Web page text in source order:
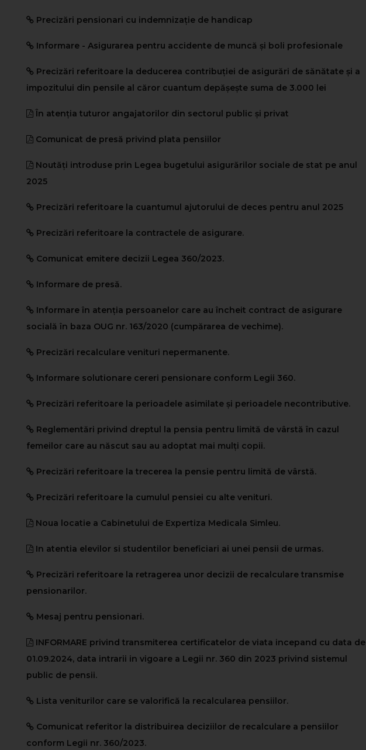
Precizări pensionari cu indemnizație de handicap
Informare - Asigurarea pentru accidente de muncă și boli profesionale
Precizări referitoare la deducerea contribuției de asigurări de sănătate și a
impozitului din pensile al căror cuantum depășește suma de 3.000 lei
În atenția tuturor angajatorilor din sectorul public și privat
Comunicat de presă privind plata pensiilor
Noutăți introduse prin Legea bugetului asigurărilor sociale de stat pe anul
2025
Precizări referitoare la cuantumul ajutorului de deces pentru anul 2025
Precizări referitoare la contractele de asigurare.
Comunicat emitere decizii Legea 360/2023.
Informare de presă.
Informare în atenția persoanelor care au încheit contract de asigurare
socială în baza OUG nr. 163/2020 (cumpărarea de vechime).
Precizări recalculare venituri nepermanente.
Informare solutionare cereri pensionare conform Legii 360.
Precizări referitoare la perioadele asimilate și perioadele necontributive.
Reglementări privind dreptul la pensia pentru limită de vârstă în cazul
femeilor care au născut sau au adoptat mai mulți copii.
Precizări referitoare la trecerea la pensie pentru limită de vârstă.
Precizări referitoare la cumulul pensiei cu alte venituri.
Noua locatie a Cabinetului de Expertiza Medicala Simleu.
In atentia elevilor si studentilor beneficiari ai unei pensii de urmas.
Precizări referitoare la retragerea unor decizii de recalculare transmise
pensionarilor.
Mesaj pentru pensionari.
INFORMARE privind transmiterea certificatelor de viata incepand cu data de
01.09.2024, data intrarii in vigoare a Legii nr. 360 din 2023 privind sistemul
public de pensii.
Lista veniturilor care se valorifică la recalcularea pensiilor.
Comunicat referitor la distribuirea deciziilor de recalculare a pensiilor
conform Legii nr. 360/2023.